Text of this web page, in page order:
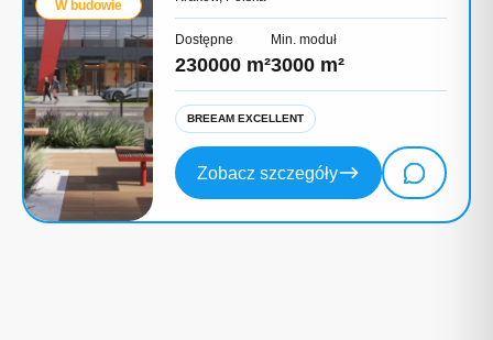
W budowie
Dostępne
230000 m²
Min. moduł
3000 m²
BREEAM EXCELLENT
Zobacz szczegóły